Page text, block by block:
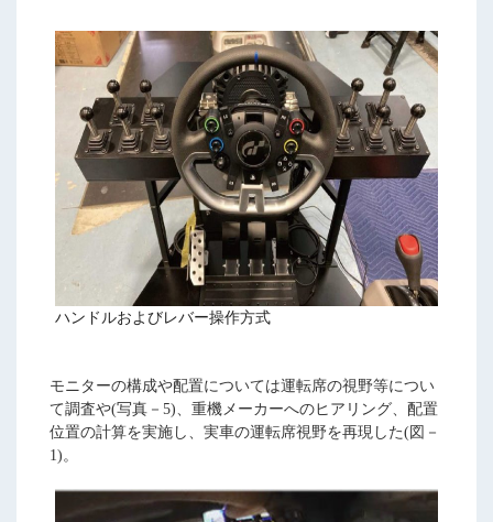
ハンドルおよびレバー操作方式
モニターの構成や配置については運転席の視野等につい
て調査や(写真－5)、重機メーカーへのヒアリング、配置
位置の計算を実施し、実車の運転席視野を再現した(図－
1)。